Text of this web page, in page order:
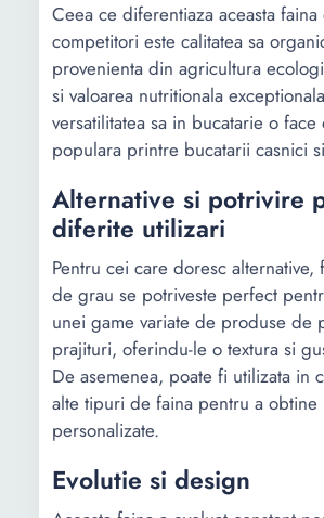
Ceea ce diferentiaza aceasta faina
competitori este calitatea sa
provenienta din agricultura
si valoarea nutritionala
versatilitatea sa in bucatarie o
populara printre bucatarii casnici
Alternative si potrivire
diferite utilizari
Pentru cei care doresc alternative,
de grau se potriveste perfect
unei game variate de produse de
prajituri, oferindu-le o textura si
De asemenea, poate fi utilizata in
alte tipuri de faina pentru a obtine
personalizate.
Evolutie si design